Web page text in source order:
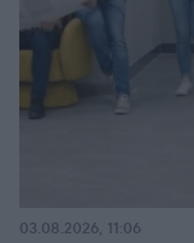
03.08.2026, 11:06